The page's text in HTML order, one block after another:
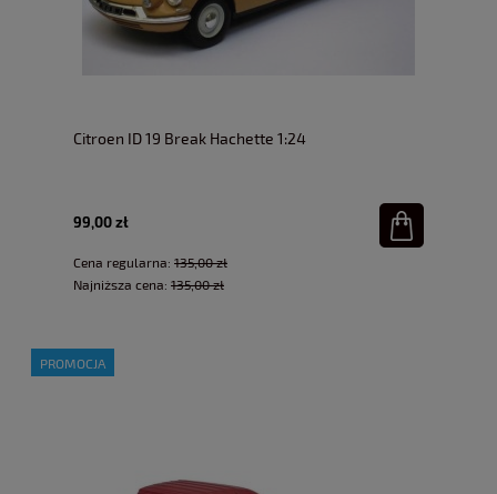
Citroen ID 19 Break Hachette 1:24
99,00 zł
Cena regularna: 135,00 zł
Najniższa cena: 135,00 zł
PROMOCJA